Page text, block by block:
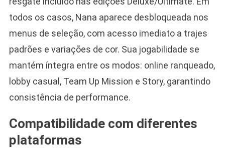
todos os casos, Nana aparece desbloqueada nos
menus de seleção, com acesso imediato a trajes
padrões e variações de cor. Sua jogabilidade se
mantém íntegra entre os modos: online ranqueado,
lobby casual, Team Up Mission e Story, garantindo
consistência de performance.
Compatibilidade com diferentes
plataformas